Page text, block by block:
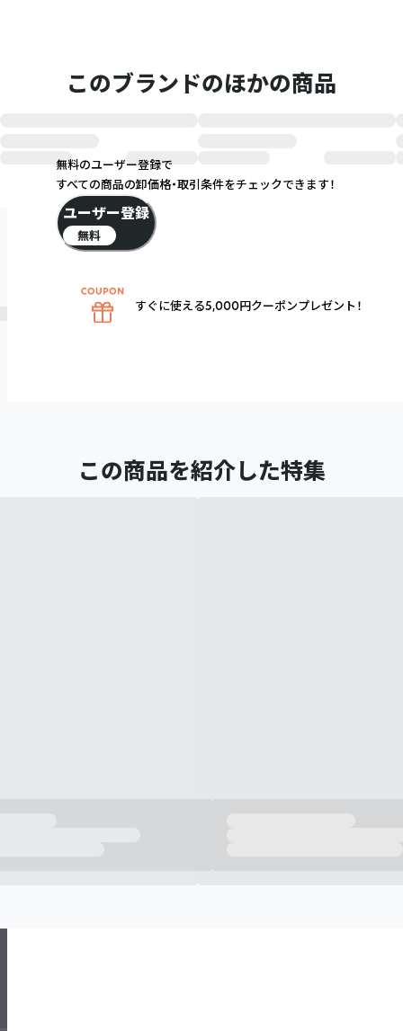
このブランドのほかの商品
この商品を紹介した特集
無料のユーザー登録で
すべての商品の卸価格・取引条件をチェックできます！
ユーザー登録
無料
すぐに使える5,000円クーポンプレゼント！